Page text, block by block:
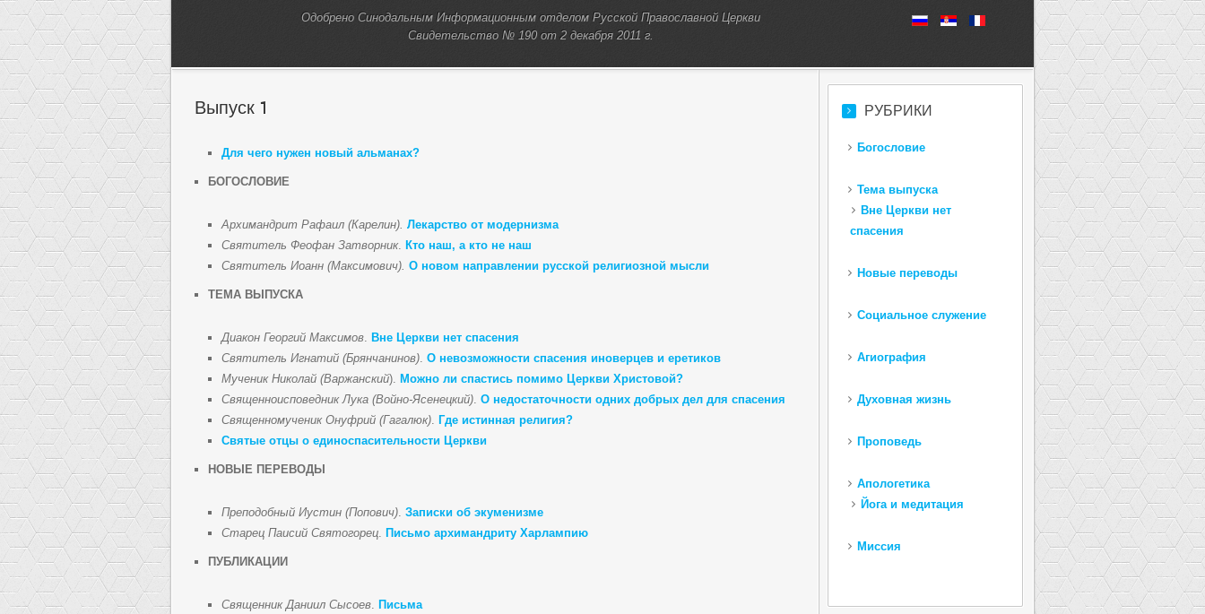
Одобрено Синодальным Информационным отделом Русской Православной Церкви
Свидетельство № 190 от 2 декабря 2011 г.
Выпуск 1
Для чего нужен новый альманах?
БОГОСЛОВИЕ
Архимандрит Рафаил (Карелин). Лекарство от модернизма
Святитель Феофан Затворник. Кто наш, а кто не наш
Святитель Иоанн (Максимович). О новом направлении русской религиозной мысли
ТЕМА ВЫПУСКА
Диакон Георгий Максимов. Вне Церкви нет спасения
Святитель Игнатий (Брянчанинов). О невозможности спасения иноверцев и еретиков
Мученик Николай (Варжанский). Можно ли спастись помимо Церкви Христовой?
Священноисповедник Лука (Войно-Ясенецкий). О недостаточности одних добрых дел для спасения
Священномученик Онуфрий (Гагалюк). Где истинная религия?
Святые отцы о единоспасительности Церкви
НОВЫЕ ПЕРЕВОДЫ
Преподобный Иустин (Попович). Записки об экуменизме
Старец Паисий Святогорец. Письмо архимандриту Харлампию
ПУБЛИКАЦИИ
Священник Даниил Сысоев. Письма
РУБРИКИ
Богословие
Тема выпуска
Вне Церкви нет
спасения
Новые переводы
Социальное служение
Агиография
Духовная жизнь
Проповедь
Апологетика
Йога и медитация
Миссия